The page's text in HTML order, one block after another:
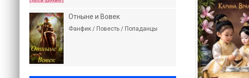
Отныне и Вовек
Фанфик / Повесть / Попаданцы